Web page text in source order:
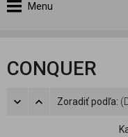
Menu
CONQUER
Zoradiť podľa: